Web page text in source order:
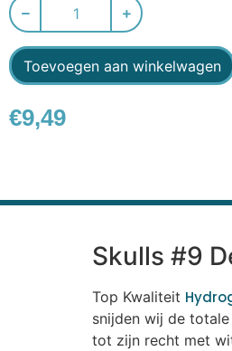
Toevoegen aan winkelwagen
€9,49
Skulls #9
Top Kwaliteit
snijden wij de
tot zijn recht met